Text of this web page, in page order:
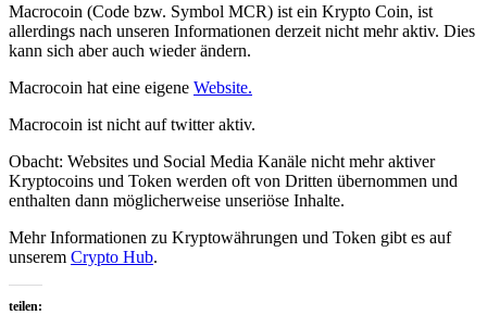
Macrocoin (Code bzw. Symbol MCR) ist ein Krypto Coin, ist
allerdings nach unseren Informationen derzeit nicht mehr aktiv. Dies
kann sich aber auch wieder ändern.
Macrocoin hat eine eigene Website.
Macrocoin ist nicht auf twitter aktiv.
Obacht: Websites und Social Media Kanäle nicht mehr aktiver
Kryptocoins und Token werden oft von Dritten übernommen und
enthalten dann möglicherweise unseriöse Inhalte.
Mehr Informationen zu Kryptowährungen und Token gibt es auf
unserem Crypto Hub.
teilen: